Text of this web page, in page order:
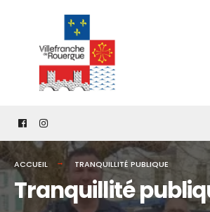
content
ACCUEIL TRANQUILLITÉ PUBLIQUE
Tranquillité